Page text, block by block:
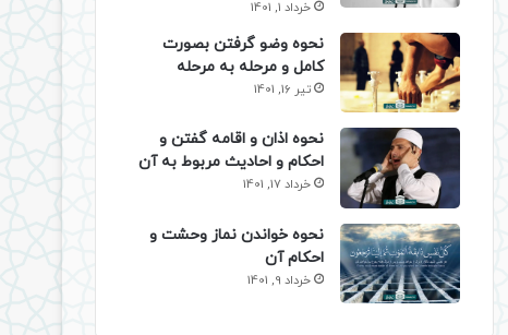
خرداد 1, 1401
نحوه وضو گرفتن بصورت
کامل و مرحله به مرحله
تیر 16, 1401
نحوه اذان و اقامه گفتن و
احکام و احادیث مربوط به آن
خرداد 17, 1401
نحوه خواندن نماز وحشت و
احکام آن
خرداد 9, 1401